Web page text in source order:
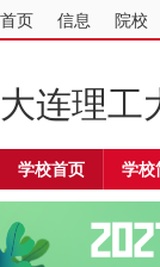
首页 信息 院校
大连理工
学校首页 学校